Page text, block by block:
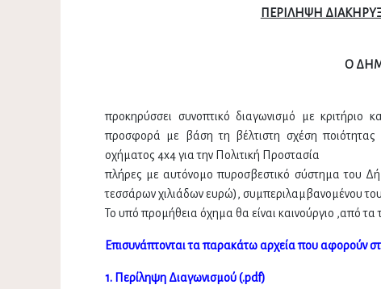
ΠΕΡΙΛΗΨΗ
Ο
προκηρύσσει συνοπτικό διαγωνισμό με
προσφορά με βάση τη βέλτιστη σχέση ποιότητας
οχήματος 4x4 για την Πολιτική Προστασία
πλήρες με αυτόνομο πυροσβεστικό σύστημα του
τεσσάρων χιλιάδων ευρώ), συμπεριλαμβανομένου
Το υπό προμήθεια όχημα θα είναι καινούργιο ,από
Επισυνάπτονται τα παρακάτω αρχεία που αφορούν
1. Περίληψη Διαγωνισμού (.pdf)